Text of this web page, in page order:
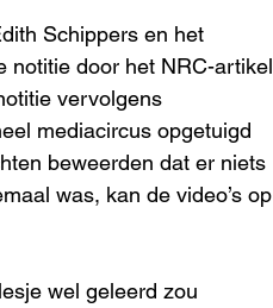
Schippers en het
notitie door het NRC-artikel
vervolgens
mediacircus opgetuigd
beweerden dat er niets
was, kan de video’s op
wel geleerd zou